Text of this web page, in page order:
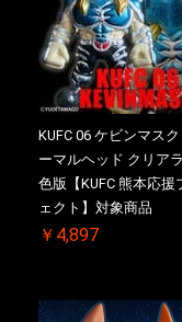
KUFC 06 ケビンマス
ーマルヘッド クリア
色版【KUFC 熊本応援
ェクト】対象商品
￥4,897